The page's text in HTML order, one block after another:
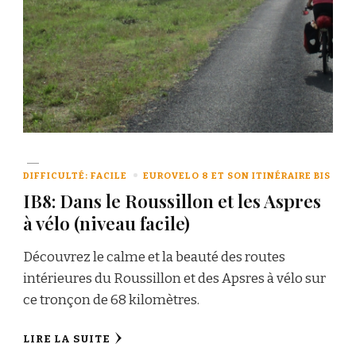
DIFFICULTÉ: FACILE EUROVELO 8 ET SON ITINÉRAIRE BIS
IB8: Dans le Roussillon et les Aspres
à vélo (niveau facile)
Découvrez le calme et la beauté des routes
intérieures du Roussillon et des Apsres à vélo sur
ce tronçon de 68 kilomètres.
LIRE LA SUITE